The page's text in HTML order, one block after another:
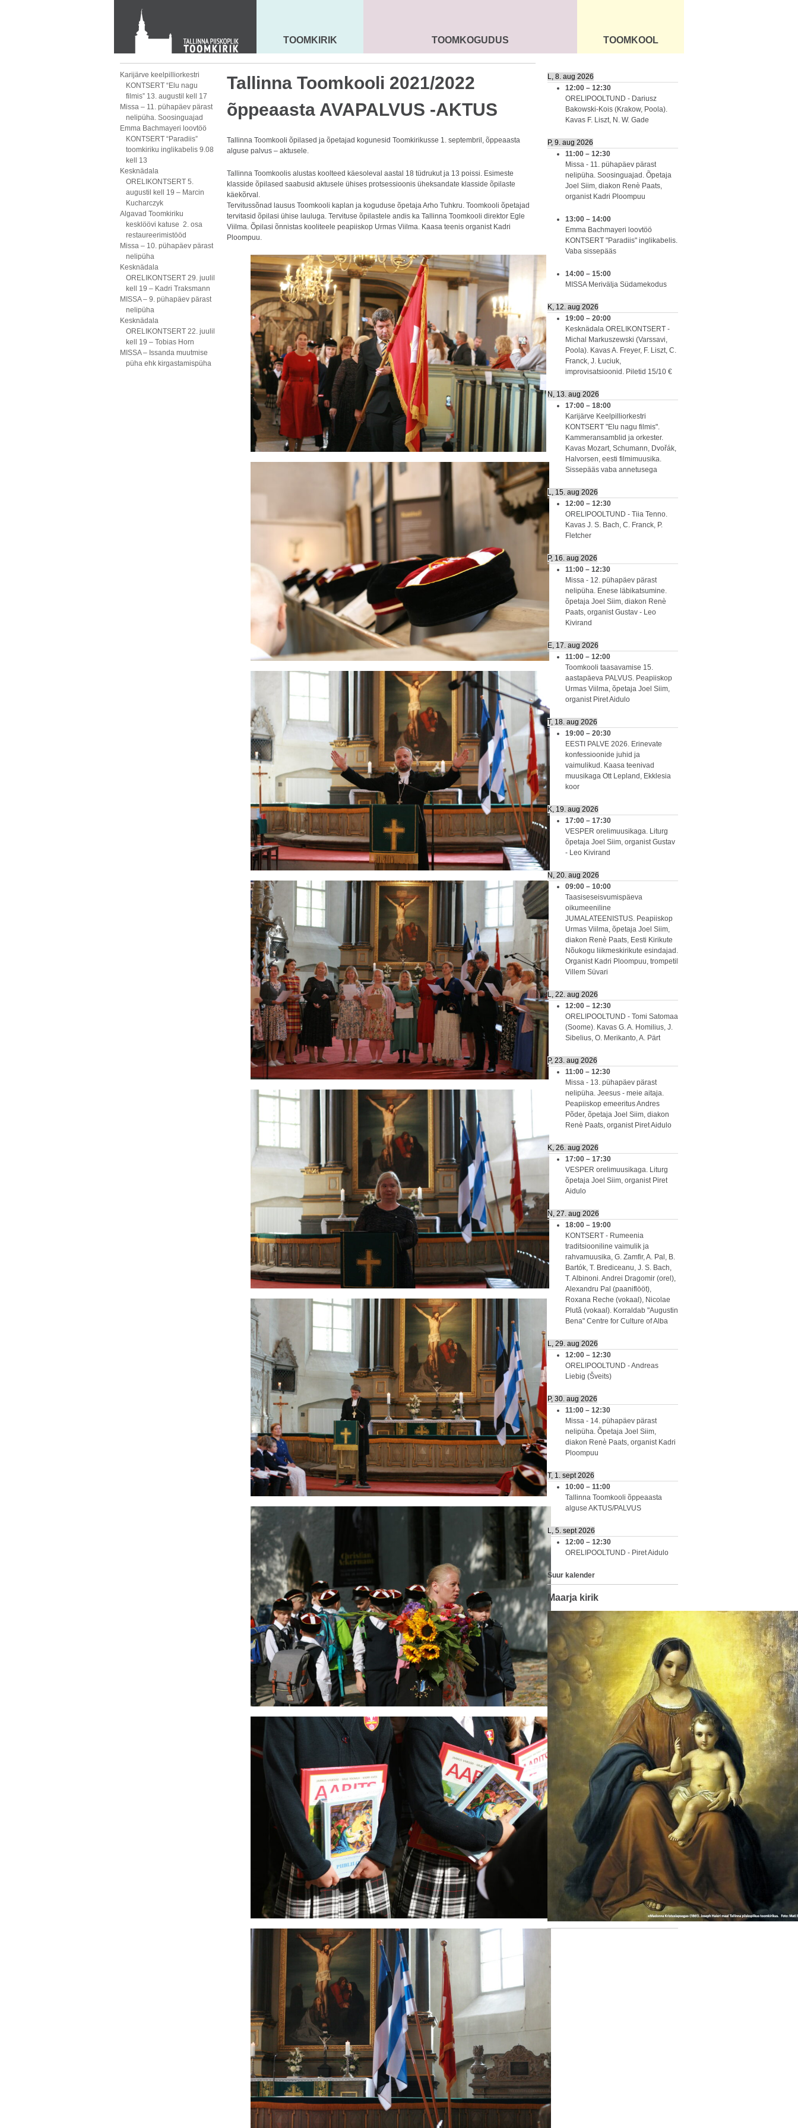
KONTAKT
Toom-Kooli 6, 10130 TALLINN
tallinna.toom@eelk.ee
MAARJA KIRIK
TOOMKIRIK SEENIORID KOGUDUS
TOOMKOGUDUS ÜLDINFO
TOOMKOOL
Karijärve keelpilliorkestri
KONTSERT “Elu nagu
filmis” 13. augustil kell 17
Missa – 11. pühapäev pärast
nelipüha. Soosinguajad
Emma Bachmayeri loovtöö
KONTSERT “Paradiis”
toomkiriku inglikabelis 9.08
kell 13
Kesknädala
ORELIKONTSERT 5.
augustil kell 19 – Marcin
Kucharczyk
Algavad Toomkiriku
kesklöövi katuse 2. osa
restaureerimistööd
Missa – 10. pühapäev pärast
nelipüha
Kesknädala
ORELIKONTSERT 29. juulil
kell 19 – Kadri Traksmann
MISSA – 9. pühapäev pärast
nelipüha
Kesknädala
ORELIKONTSERT 22. juulil
kell 19 – Tobias Horn
MISSA – Issanda muutmise
püha ehk kirgastamispüha
Tallinna Toomkooli 2021/2022
õppeaasta AVAPALVUS -AKTUS
Tallinna Toomkooli õpilased ja õpetajad kogunesid Toomkirikusse 1. septembril, õppeaasta
alguse palvus – aktusele.
Tallinna Toomkoolis alustas koolteed käesoleval aastal 18 tüdrukut ja 13 poissi. Esimeste
klasside õpilased saabusid aktusele ühises protsessioonis üheksandate klasside õpilaste
käekõrval.
Tervitussõnad lausus Toomkooli kaplan ja koguduse õpetaja Arho Tuhkru. Toomkooli õpetajad
tervitasid õpilasi ühise lauluga. Tervituse õpilastele andis ka Tallinna Toomkooli direktor Egle
Viilma. Õpilasi õnnistas kooliteele peapiiskop Urmas Viilma. Kaasa teenis organist Kadri
Ploompuu.
L, 8. aug 2026
12:00 – 12:30
ORELIPOOLTUND - Dariusz
Bakowski-Kois (Krakow, Poola).
Kavas F. Liszt, N. W. Gade
P, 9. aug 2026
11:00 – 12:30
Missa - 11. pühapäev pärast
nelipüha. Soosinguajad. Õpetaja
Joel Siim, diakon Renè Paats,
organist Kadri Ploompuu
13:00 – 14:00
Emma Bachmayeri loovtöö
KONTSERT "Paradiis" inglikabelis.
Vaba sissepääs
14:00 – 15:00
MISSA Merivälja Südamekodus
K, 12. aug 2026
19:00 – 20:00
Kesknädala ORELIKONTSERT -
Michal Markuszewski (Varssavi,
Poola). Kavas A. Freyer, F. Liszt, C.
Franck, J. Łuciuk,
improvisatsioonid. Piletid 15/10 €
N, 13. aug 2026
17:00 – 18:00
Karijärve Keelpilliorkestri
KONTSERT "Elu nagu filmis".
Kammeransamblid ja orkester.
Kavas Mozart, Schumann, Dvořák,
Halvorsen, eesti filmimuusika.
Sissepääs vaba annetusega
L, 15. aug 2026
12:00 – 12:30
ORELIPOOLTUND - Tiia Tenno.
Kavas J. S. Bach, C. Franck, P.
Fletcher
P, 16. aug 2026
11:00 – 12:30
Missa - 12. pühapäev pärast
nelipüha. Enese läbikatsumine.
õpetaja Joel Siim, diakon Renè
Paats, organist Gustav - Leo
Kivirand
E, 17. aug 2026
11:00 – 12:00
Toomkooli taasavamise 15.
aastapäeva PALVUS. Peapiiskop
Urmas Viilma, õpetaja Joel Siim,
organist Piret Aidulo
T, 18. aug 2026
19:00 – 20:30
EESTI PALVE 2026. Erinevate
konfessioonide juhid ja
vaimulikud. Kaasa teenivad
muusikaga Ott Lepland, Ekklesia
koor
K, 19. aug 2026
17:00 – 17:30
VESPER orelimuusikaga. Liturg
õpetaja Joel Siim, organist Gustav
- Leo Kivirand
N, 20. aug 2026
09:00 – 10:00
Taasiseseisvumispäeva
oikumeeniline
JUMALATEENISTUS. Peapiiskop
Urmas Viilma, õpetaja Joel Siim,
diakon Renè Paats, Eesti Kirikute
Nõukogu liikmeskirikute esindajad.
Organist Kadri Ploompuu, trompetil
Villem Süvari
L, 22. aug 2026
12:00 – 12:30
ORELIPOOLTUND - Tomi Satomaa
(Soome). Kavas G. A. Homilius, J.
Sibelius, O. Merikanto, A. Pärt
P, 23. aug 2026
11:00 – 12:30
Missa - 13. pühapäev pärast
nelipüha. Jeesus - meie aitaja.
Peapiiskop emeeritus Andres
Põder, õpetaja Joel Siim, diakon
Renè Paats, organist Piret Aidulo
K, 26. aug 2026
17:00 – 17:30
VESPER orelimuusikaga. Liturg
õpetaja Joel Siim, organist Piret
Aidulo
N, 27. aug 2026
18:00 – 19:00
KONTSERT - Rumeenia
traditsiooniline vaimulik ja
rahvamuusika, G. Zamfir, A. Pal, B.
Bartók, T. Brediceanu, J. S. Bach,
T. Albinoni. Andrei Dragomir (orel),
Alexandru Pal (paaniflööt),
Roxana Reche (vokaal), Nicolae
Plută (vokaal). Korraldab "Augustin
Bena" Centre for Culture of Alba
L, 29. aug 2026
12:00 – 12:30
ORELIPOOLTUND - Andreas
Liebig (Šveits)
P, 30. aug 2026
11:00 – 12:30
Missa - 14. pühapäev pärast
nelipüha. Õpetaja Joel Siim,
diakon Renè Paats, organist Kadri
Ploompuu
T, 1. sept 2026
10:00 – 11:00
Tallinna Toomkooli õppeaasta
alguse AKTUS/PALVUS
L, 5. sept 2026
12:00 – 12:30
ORELIPOOLTUND - Piret Aidulo
Suur kalender
Maarja kirik